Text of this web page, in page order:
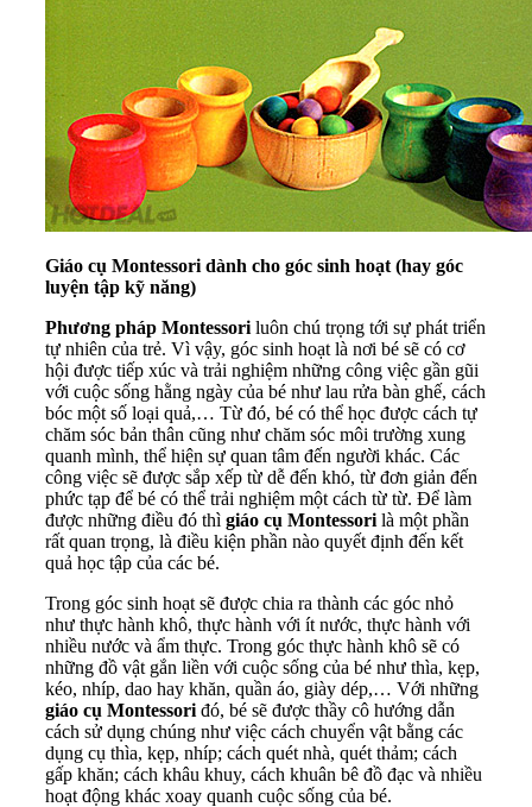
Giáo cụ Montessori dành cho góc sinh hoạt (hay góc
luyện tập kỹ năng)
Phương pháp Montessori luôn chú trọng tới sự phát triển
tự nhiên của trẻ. Vì vậy, góc sinh hoạt là nơi bé sẽ có cơ
hội được tiếp xúc và trải nghiệm những công việc gần gũi
với cuộc sống hằng ngày của bé như lau rửa bàn ghế, cách
bóc một số loại quả,… Từ đó, bé có thể học được cách tự
chăm sóc bản thân cũng như chăm sóc môi trường xung
quanh mình, thể hiện sự quan tâm đến người khác. Các
công việc sẽ được sắp xếp từ dễ đến khó, từ đơn giản đến
phức tạp để bé có thể trải nghiệm một cách từ từ. Để làm
được những điều đó thì giáo cụ Montessori là một phần
rất quan trọng, là điều kiện phần nào quyết định đến kết
quả học tập của các bé.
Trong góc sinh hoạt sẽ được chia ra thành các góc nhỏ
như thực hành khô, thực hành với ít nước, thực hành với
nhiều nước và ẩm thực. Trong góc thực hành khô sẽ có
những đồ vật gắn liền với cuộc sống của bé như thìa, kẹp,
kéo, nhíp, dao hay khăn, quần áo, giày dép,… Với những
giáo cụ Montessori đó, bé sẽ được thầy cô hướng dẫn
cách sử dụng chúng như việc cách chuyển vật bằng các
dụng cụ thìa, kẹp, nhíp; cách quét nhà, quét thảm; cách
gấp khăn; cách khâu khuy, cách khuân bê đồ đạc và nhiều
hoạt động khác xoay quanh cuộc sống của bé.